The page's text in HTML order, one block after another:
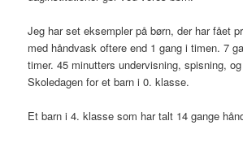
Jeg har set eksempler på børn, der har fået
med håndvask oftere end 1 gang i timen. 7
timer. 45 minutters undervisning, spisning,
Skoledagen for et barn i 0. klasse.
Et barn i 4. klasse som har talt 14 gange